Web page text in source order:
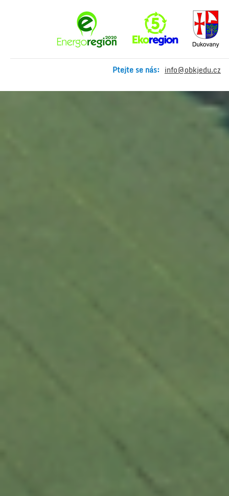
Ptejte se nás: info@obkjedu.cz